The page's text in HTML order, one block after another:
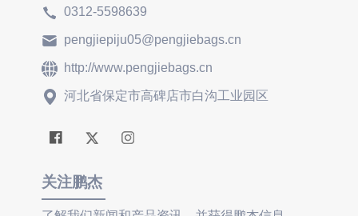
0312-5598639
pengjiepiju05@pengjiebags.cn
http://www.pengjiebags.cn
河北省保定市高碑店市白沟工业园区
关注鹏杰